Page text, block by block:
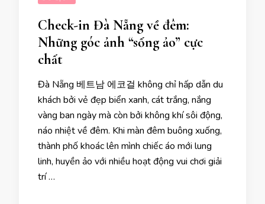
Check-in Đà Nẵng về đêm:
Những góc ảnh “sống ảo” cực
chất
Đà Nẵng 베트남 에코걸 không chỉ hấp dẫn du
khách bởi vẻ đẹp biển xanh, cát trắng, nắng
vàng ban ngày mà còn bởi không khí sôi động,
náo nhiệt về đêm. Khi màn đêm buông xuống,
thành phố khoác lên mình chiếc áo mới lung
linh, huyền ảo với nhiều hoạt động vui chơi giải
trí …